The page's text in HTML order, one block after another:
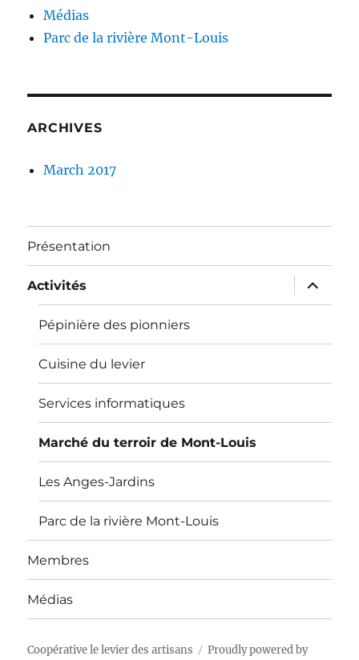
Médias
Parc de la rivière Mont-Louis
ARCHIVES
March 2017
Présentation
Activités
expand
child
menu
Pépinière des pionniers
Cuisine du levier
Services informatiques
Marché du terroir de Mont-Louis
Les Anges-Jardins
Parc de la rivière Mont-Louis
Membres
Médias
Coopérative le levier des artisans Proudly powered by